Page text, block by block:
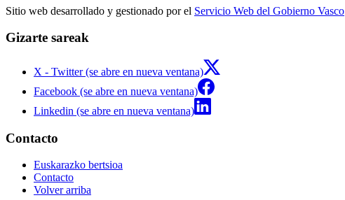
Sitio web desarrollado y gestionado por el Servicio Web del Gobierno Vasco
Gizarte sareak
X - Twitter (se abre en nueva ventana)
Facebook (se abre en nueva ventana)
Linkedin (se abre en nueva ventana)
Contacto
Euskarazko bertsioa
Contacto
Volver arriba